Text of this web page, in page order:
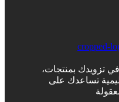
في تزويدك بمنتجات،
تساعدك على